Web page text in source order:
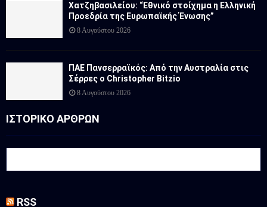
Χατζηβασιλείου: “Εθνικό στοίχημα η Ελληνική
Προεδρία της Ευρωπαϊκής Ένωσης”
8 Αυγούστου 2026
ΠΑΕ Πανσερραϊκός: Από την Αυστραλία στις
Σέρρες ο Christopher Bitzio
8 Αυγούστου 2026
ΙΣΤΟΡΙΚΟ ΑΡΘΡΩΝ
RSS